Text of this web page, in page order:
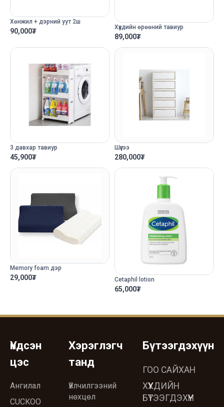
Хөнжил + дэрний уут 2ш
90,000₮ Хүүхдийн өрөөний тавиур
89,000₮
3 давхар тавиур
45,900₮
Шүүгээ
280,000₮
Memory foam дэр
29,000₮ Cetaphil lotion
65,000₮
Үндсэн
цэс
Ангилал
CUCKOO
Хэрэглэгч
танд
Үйлчилгээний
нөхцөл
Бүтээгдэхүүн
ГОО САЙХАН
ХҮҮХДИЙН
БҮТЭЭГДЭХҮҮН